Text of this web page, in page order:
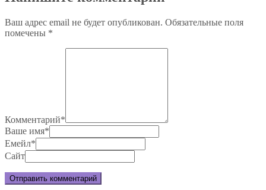
Ваш адрес email не будет опубликован. Обязательные поля
помечены *
Комментарий*
Ваше имя*
Емейл*
Сайт